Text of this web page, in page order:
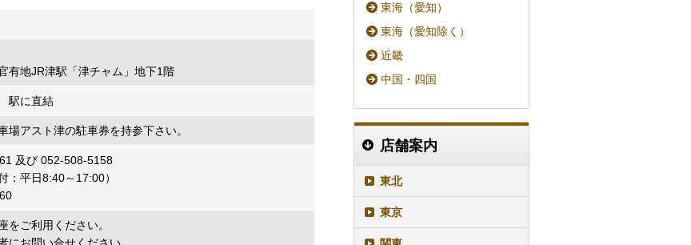
有地JR津駅「津チャム」地下1階
駅に直結
場アスト津の駐車券を持参下さい。
及び 052-508-5158
：平日8:40～17:00）
をご利用ください。
東海（愛知）
東海（愛知除く）
近畿
中国・四国
店舗案内
東北
東京